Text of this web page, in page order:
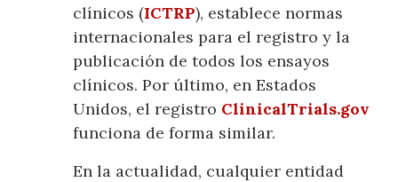
clínicos (ICTRP), establece normas
internacionales para el registro y la
publicación de todos los ensayos
clínicos. Por último, en Estados
Unidos, el registro ClinicalTrials.gov
funciona de forma similar.
En la actualidad, cualquier entidad